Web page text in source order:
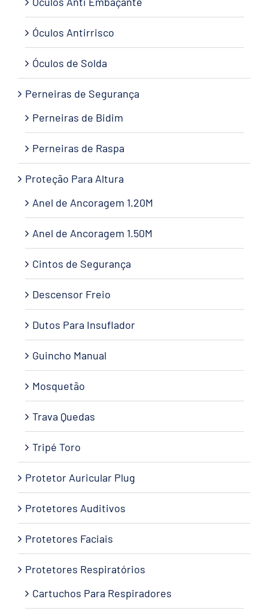
Óculos Antirrisco
Óculos de Solda
Perneiras de Segurança
Perneiras de Bidim
Perneiras de Raspa
Proteção Para Altura
Anel de Ancoragem 1.20M
Anel de Ancoragem 1.50M
Cintos de Segurança
Descensor Freio
Dutos Para Insuflador
Guincho Manual
Mosquetão
Trava Quedas
Tripé Toro
Protetor Auricular Plug
Protetores Auditivos
Protetores Faciais
Protetores Respiratórios
Cartuchos Para Respiradores